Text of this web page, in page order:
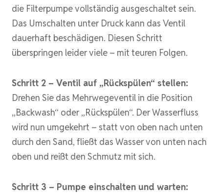
die Filterpumpe vollständig ausgeschaltet sein.
Das Umschalten unter Druck kann das Ventil
dauerhaft beschädigen. Diesen Schritt
überspringen leider viele – mit teuren Folgen.
Schritt 2 – Ventil auf „Rückspülen“ stellen:
Drehen Sie das Mehrwegeventil in die Position
„Backwash“ oder „Rückspülen“. Der Wasserfluss
wird nun umgekehrt – statt von oben nach unten
durch den Sand, fließt das Wasser von unten nach
oben und reißt den Schmutz mit sich.
Schritt 3 – Pumpe einschalten und warten: